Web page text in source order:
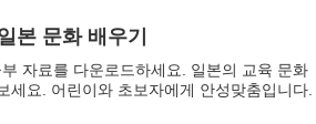
본 문화 배우기
자료를 다운로드하세요. 일본의 교육 문화
세요. 어린이와 초보자에게 안성맞춤입니다.